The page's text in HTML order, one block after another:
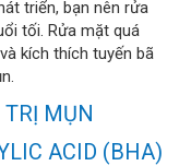
triển, bạn nên rửa
tối. Rửa mặt quá
kích thích tuyến bã
MỤN
ACID (BHA)